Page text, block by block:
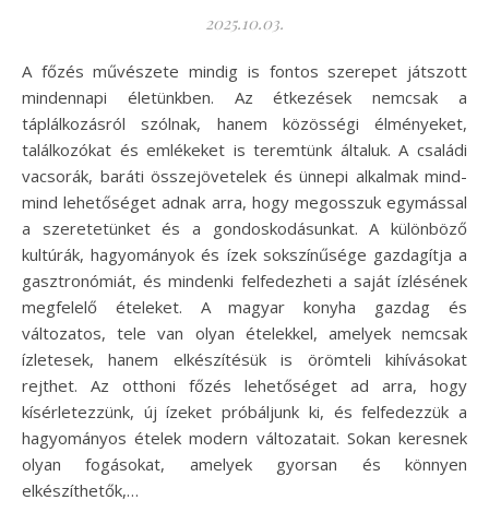
2025.10.03.
A főzés művészete mindig is fontos szerepet játszott
mindennapi életünkben. Az étkezések nemcsak a
táplálkozásról szólnak, hanem közösségi élményeket,
találkozókat és emlékeket is teremtünk általuk. A családi
vacsorák, baráti összejövetelek és ünnepi alkalmak mind-
mind lehetőséget adnak arra, hogy megosszuk egymással
a szeretetünket és a gondoskodásunkat. A különböző
kultúrák, hagyományok és ízek sokszínűsége gazdagítja a
gasztronómiát, és mindenki felfedezheti a saját ízlésének
megfelelő ételeket. A magyar konyha gazdag és
változatos, tele van olyan ételekkel, amelyek nemcsak
ízletesek, hanem elkészítésük is örömteli kihívásokat
rejthet. Az otthoni főzés lehetőséget ad arra, hogy
kísérletezzünk, új ízeket próbáljunk ki, és felfedezzük a
hagyományos ételek modern változatait. Sokan keresnek
olyan fogásokat, amelyek gyorsan és könnyen
elkészíthetők,…